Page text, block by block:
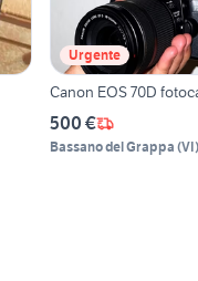
Urgente
Canon EOS 70D
500 €
Bassano del Grappa (VI)